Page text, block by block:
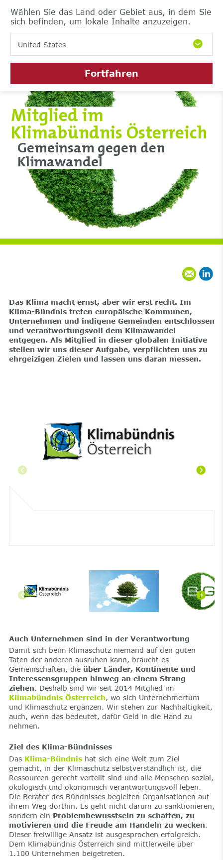
Wählen Sie das Land oder Gebiet aus, in dem Sie
sich befinden, um lokale Inhalte anzuzeigen.
United States
Fortfahren
Mitglied im
Klimabündnis Österreich
Gemeinsam gegen den
Klimawandel
Das Klima macht ernst, aber wir erst recht. Im
Klima-Bündnis treten europäische Kommunen,
Unternehmen und indigene Gemeinden entschlossen
und verantwortungsvoll dem Klimawandel
entgegen. Als Mitglied in dieser globalen Initiative
stellen wir uns dieser Aufgabe, verpflichten uns zu
ehrgeizigen Zielen und lassen uns daran messen.
Auch Unternehmen sind in der Verantwortung
Damit sich beim Klimaschutz niemand auf den guten
Taten der anderen ausruhen kann, braucht es
Gemeinschaften, die über Länder, Kontinente und
Interessensgruppen hinweg an einem Strang
ziehen. Deshalb sind wir seit 2014 Mitglied im
Klimabündnis Österreich, wo sich Unternehmertum
und Klimaschutz ergänzen. Wir stehen zur Nachhaltigkeit,
auch, wenn das bedeutet, dafür Geld in die Hand zu
nehmen.
Ziel des Klima-Bündnisses
Das Klima-Bündnishat sich eine Welt zum Ziel
gemacht, in der Klimaschutz selbstverständlich ist, die
Ressourcen gerecht verteilt sind und alle Menschen sozial,
ökologisch und ökonomisch verantwortungsvoll leben.
Die Berater des Bündnisses begleiten Organisationen auf
ihrem Weg dorthin. Es geht nicht darum zu sanktionieren,
sondern ein Problembewusstsein zu schaffen, zu
motivieren und die Freude am Handeln zu wecken.
Dieser freiwillige Ansatz ist ausgesprochen erfolgreich.
Dem Klimabündnis Österreich sind mittlerweile über
1.100 Unternehmen beigetreten.